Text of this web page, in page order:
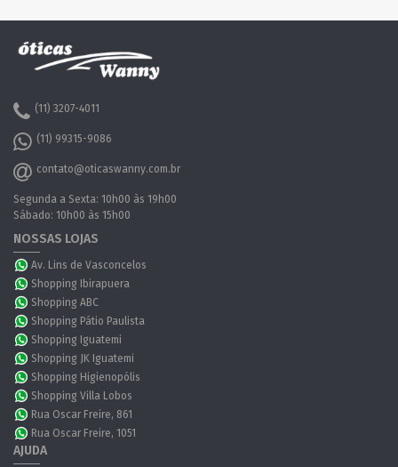
(11) 3207-4011
(11) 99315-9086
contato@oticaswanny.com.br
Segunda a Sexta: 10h00 às 19h00
Sábado: 10h00 às 15h00
NOSSAS LOJAS
Av. Lins de Vasconcelos
Shopping Ibirapuera
Shopping ABC
Shopping Pátio Paulista
Shopping Iguatemi
Shopping JK Iguatemi
Shopping Higienopólis
Shopping Villa Lobos
Rua Oscar Freire, 861
Rua Oscar Freire, 1051
AJUDA